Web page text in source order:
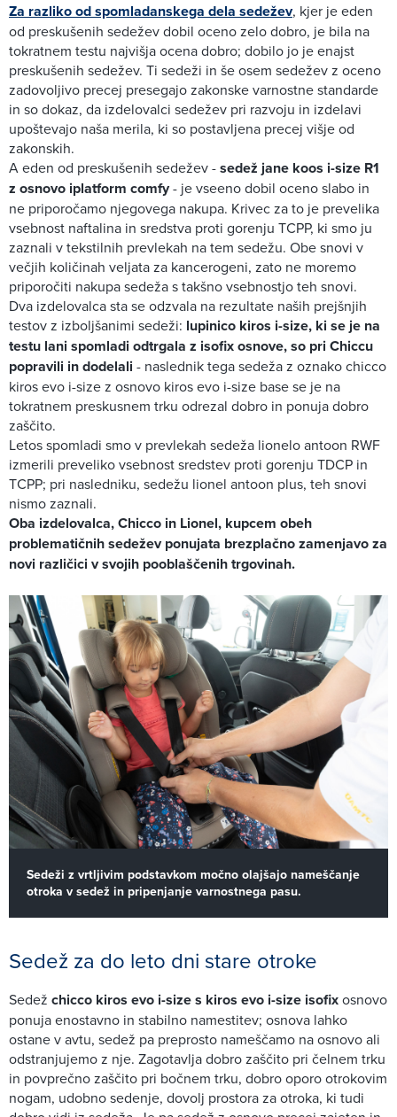
Za razliko od spomladanskega dela sedežev, kjer je eden
od preskušenih sedežev dobil oceno zelo dobro, je bila na
tokratnem testu najvišja ocena dobro; dobilo jo je enajst
preskušenih sedežev. Ti sedeži in še osem sedežev z oceno
zadovoljivo precej presegajo zakonske varnostne standarde
in so dokaz, da izdelovalci sedežev pri razvoju in izdelavi
upoštevajo naša merila, ki so postavljena precej višje od
zakonskih.
A eden od preskušenih sedežev -sedež jane koos i-size R1
z osnovo iplatform comfy- je vseeno dobil oceno slabo in
ne priporočamo njegovega nakupa. Krivec za to je prevelika
vsebnost naftalina in sredstva proti gorenju TCPP, ki smo ju
zaznali v tekstilnih prevlekah na tem sedežu. Obe snovi v
večjih količinah veljata za kancerogeni, zato ne moremo
priporočiti nakupa sedeža s takšno vsebnostjo teh snovi.
Dva izdelovalca sta se odzvala na rezultate naših prejšnjih
testov z izboljšanimi sedeži: lupinico kiros i-size, ki se je na
testu lani spomladi odtrgala z isofix osnove, so pri Chiccu
popravili in dodelali - naslednik tega sedeža z oznako chicco
kiros evo i-size z osnovo kiros evo i-size base se je na
tokratnem preskusnem trku odrezal dobro in ponuja dobro
zaščito.
Letos spomladi smo v prevlekah sedeža lionelo antoon RWF
izmerili preveliko vsebnost sredstev proti gorenju TDCP in
TCPP; pri nasledniku, sedežu lionel antoon plus, teh snovi
nismo zaznali.
Oba izdelovalca, Chicco in Lionel, kupcem obeh
problematičnih sedežev ponujata brezplačno zamenjavo za
novi različici v svojih pooblaščenih trgovinah.
Sedeži z vrtljivim podstavkom močno olajšajo nameščanje
otroka v sedež in pripenjanje varnostnega pasu.
Sedež za do leto dni stare otroke
Sedež chicco kiros evo i-size s kiros evo i-size isofixosnovo
ponuja enostavno in stabilno namestitev; osnova lahko
ostane v avtu, sedež pa preprosto nameščamo na osnovo ali
odstranjujemo z nje. Zagotavlja dobro zaščito pri čelnem trku
in povprečno zaščito pri bočnem trku, dobro oporo otrokovim
nogam, udobno sedenje, dovolj prostora za otroka, ki tudi